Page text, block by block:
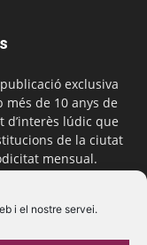
i el nostre servei.
exclusiva
de 10 anys de
d’interès lúdic que
de la ciutat
mensual.